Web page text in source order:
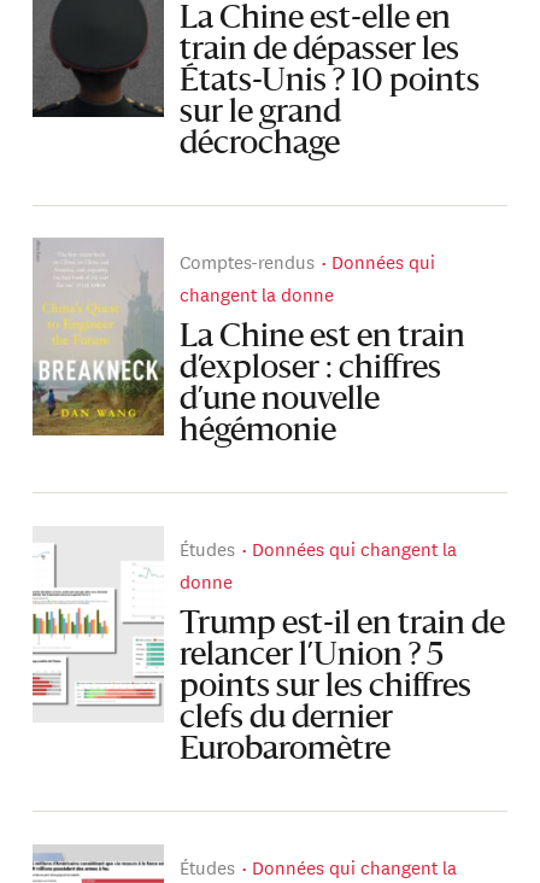
La Chine est-elle en
train de dépasser les
États-Unis ? 10 points
sur le grand
décrochage
Comptes-rendus
Données qui
changent la donne
La Chine est en train
d’exploser : chiffres
d’une nouvelle
hégémonie
Études
Données qui changent la
donne
Trump est-il en train de
relancer l’Union ? 5
points sur les chiffres
clefs du dernier
Eurobaromètre
Études
Données qui changent la